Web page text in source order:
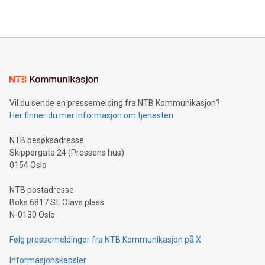
mining.Energy Market Dynamics: Explore how Bitcoin mining
mining.Sound Money: Discover how tamper-proof currency
neutral payment systems support humanitarian
projects.Carbon Footprint: Compare Bitcoin's environmental
event and dive into the critical topics of Bitcoin
Vil du sende en pressemelding fra NTB Kommunikasjon?
Her finner du mer informasjon om tjenesten
NTB besøksadresse
Skippergata 24 (Pressens hus)
0154 Oslo
NTB postadresse
Boks 6817 St. Olavs plass
N-0130 Oslo
Følg pressemeldinger fra NTB Kommunikasjon på X
Informasjonskapsler